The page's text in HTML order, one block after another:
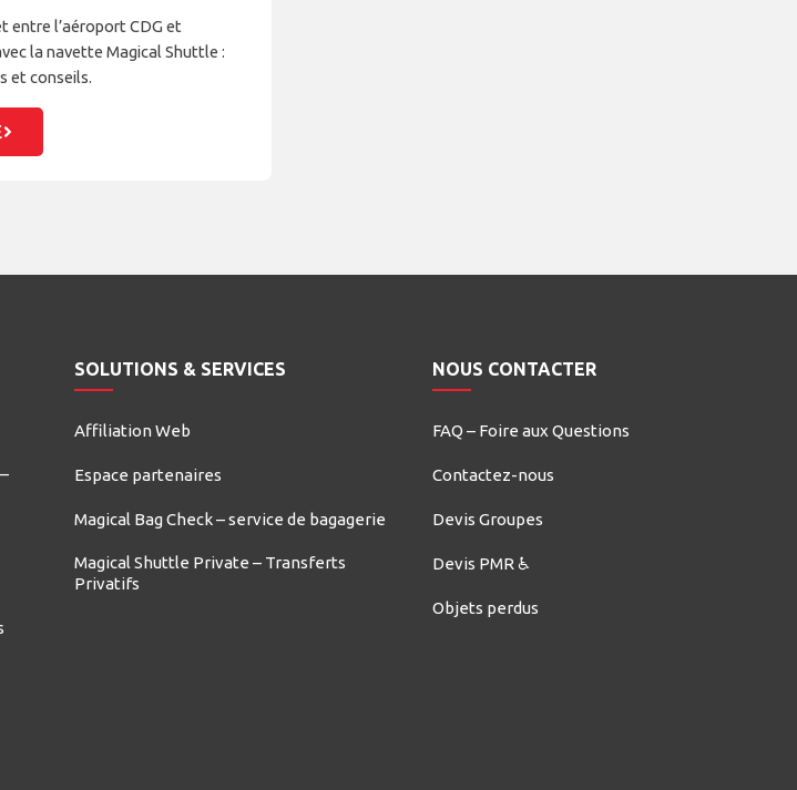
entre l’aéroport CDG et
la navette Magical Shuttle :
et conseils.
SOLUTIONS & SERVICES
Affiliation Web
Espace partenaires
Magical Bag Check – service de bagagerie
Magical Shuttle Private – Transferts
Privatifs
NOUS CONTACTER
FAQ – Foire aux Questions
Contactez-nous
Devis Groupes
Devis PMR ♿
Objets perdus